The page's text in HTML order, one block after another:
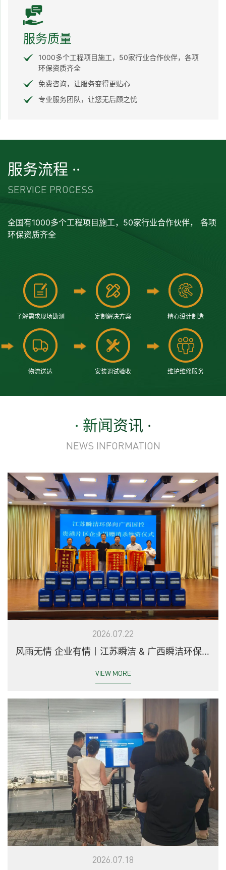
服务质量
1000多个工程项目施工，50家行业合作伙伴，各项
环保资质齐全
免费咨询，让服务变得更贴心
专业服务团队，让您无后顾之忧
服务流程 ··
SERVICE PROCESS
全国有1000多个工程项目施工，50家行业合作伙伴， 各项
环保资质齐全
了解需求现场勘测 定制解决方案 精心设计制造
物流送达 安装调试验收 维护维修服务
· 新闻资讯 ·
NEWS INFORMATION
2026.07.22
风雨无情 企业有情丨江苏瞬洁 & 广西瞬洁环保，
VIEW MORE
2026.07.18